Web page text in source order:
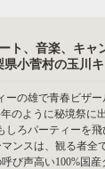
ト、音楽、キ
小菅村の玉川キ
ーの雄で青春ビザ
年のように秘境祭
しろパーティーを
ンスは、観る者全
び声高い100%国